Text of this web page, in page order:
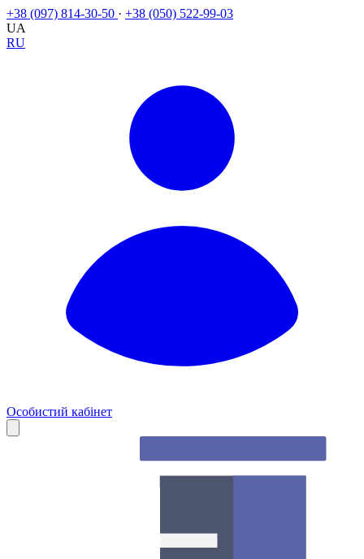
+38 (097) 814-30-50 · +38 (050) 522-99-03
UA
RU
Особистий кабінет